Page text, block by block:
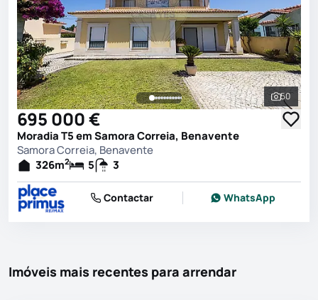
Ver
50
695 000 €
Moradia T5 em Samora Correia, Benavente
Samora Correia, Benavente
326m2 5 3
Contactar WhatsApp
Imóveis mais recentes para arrendar